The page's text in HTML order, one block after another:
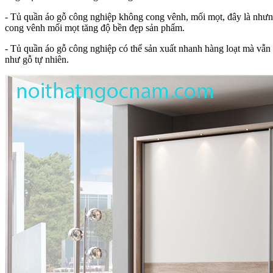
- Tủ quần áo gỗ công nghiệp không cong vênh, mối mọt, đây là
cong vênh mối mọt tăng độ bền đẹp sản phẩm.
- Tủ quần áo gỗ công nghiệp có thể sản xuất nhanh hàng loạt mà
như gỗ tự nhiên.